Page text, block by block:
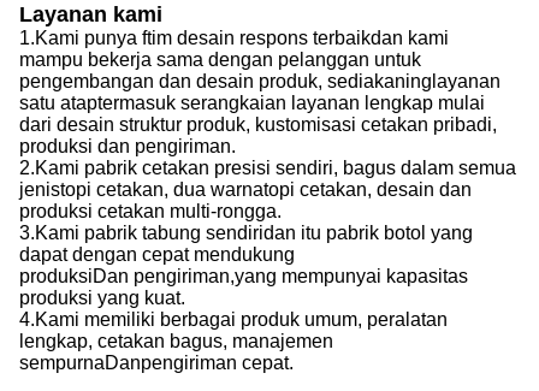
Layanan kami
1.Kami punya ftim desain respons terbaikdan kami
mampu bekerja sama dengan pelanggan untuk
pengembangan dan desain produk, sediakaning layanan
satu ataptermasuk serangkaian layanan lengkap mulai
dari desain struktur produk, kustomisasi cetakan pribadi,
produksi dan pengiriman.
2.Kami pabrik cetakan presisi sendiri, bagus dalam semua
jenistopi cetakan, dua warnatopi cetakan, desain dan
produksi cetakan multi-rongga.
3.Kami pabrik tabung sendiridan itu pabrik botol yang
dapat dengan cepat mendukung
produksiDan pengiriman,yang mempunyai kapasitas
produksi yang kuat.
4.Kami memiliki berbagai produk umum, peralatan
lengkap, cetakan bagus, manajemen
sempurnaDanpengiriman cepat.